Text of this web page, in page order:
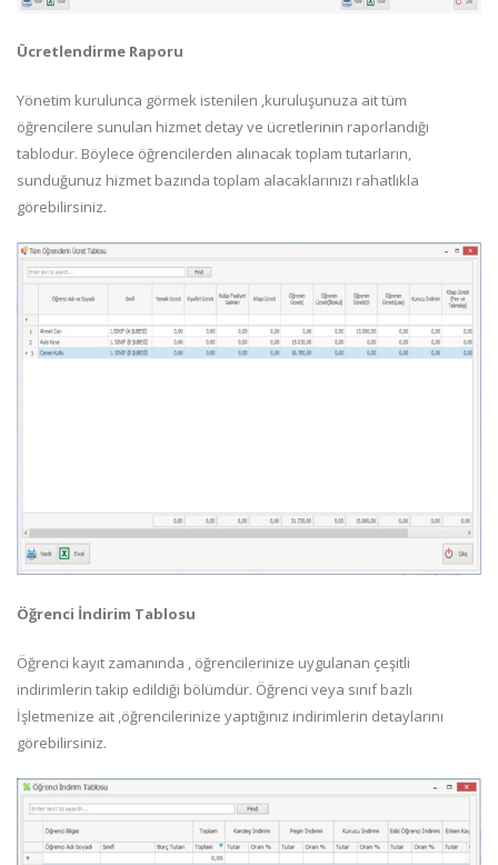
Ücretlendirme Raporu
Yönetim kurulunca görmek istenilen ,kuruluşunuza ait tüm
öğrencilere sunulan hizmet detay ve ücretlerinin raporlandığı
tablodur. Böylece öğrencilerden alınacak toplam tutarların,
sunduğunuz hizmet bazında toplam alacaklarınızı rahatlıkla
görebilirsiniz.
Öğrenci İndirim Tablosu
Öğrenci kayıt zamanında , öğrencilerinize uygulanan çeşitli
indirimlerin takip edildiği bölümdür. Öğrenci veya sınıf bazlı
İşletmenize ait ,öğrencilerinize yaptığınız indirimlerin detaylarını
görebilirsiniz.